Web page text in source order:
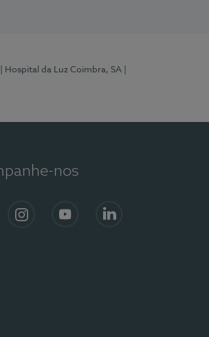
| Hospital da Luz Coimbra, SA
nos